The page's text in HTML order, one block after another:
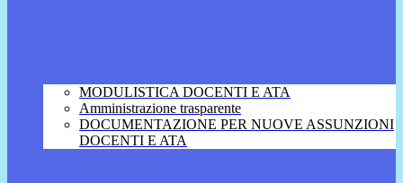
MODULISTICA DOCENTI E ATA
Amministrazione trasparente
DOCUMENTAZIONE PER NUOVE ASSUNZIONI
DOCENTI E ATA